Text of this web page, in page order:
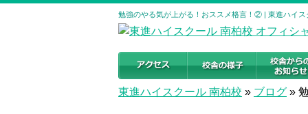
勉強のやる気が上がる！おススメ格言！② | 東進ハイ
東進ハイスクール 南柏校 » ブログ »